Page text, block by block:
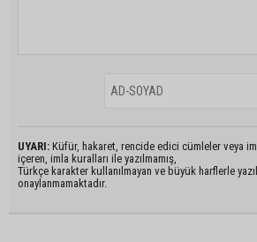
UYARI: Küfür, hakaret, rencide edici cümleler veya
içeren, imla kuralları ile yazılmamış,
Türkçe karakter kullanılmayan ve büyük harflerle
onaylanmamaktadır.